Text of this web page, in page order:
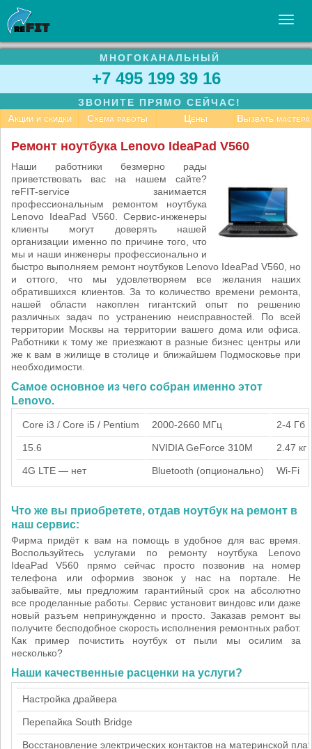
УСЛУГИ
БИЗНЕСУ
СТАТЬИ
МНОГОКАНАЛЬНЫЙ
+7 495 199 39 16
ЗВОНИТЕ ПРЯМО СЕЙЧАС!
Акции и скидки
Схема работы Цены Вызвать мастера
Ремонт ноутбука Lenovo IdeaPad V560
Наши работники безмерно рады
приветствовать вас на нашем сайте?
reFIT-service занимается
профессиональным ремонтом ноутбука
Lenovo IdeaPad V560. Сервис-инженеры
клиенты могут доверять нашей
организации именно по причине того, что
мы и наши инженеры профессионально и
быстро выполняем ремонт ноутбуков Lenovo IdeaPad V560, но
и оттого, что мы удовлетворяем все желания наших
обратившихся клиентов. За то количество времени ремонта,
нашей области накоплен гигантский опыт по решению
различных задач по устранению неисправностей. По всей
территории Москвы на территории вашего дома или офиса.
Работники к тому же приезжают в разные бизнес центры или
же к вам в жилище в столице и ближайшем Подмосковье при
необходимости.
Самое основное из чего собран именно этот
Lenovo.
Core i3 / Core i5 / Pentium 2000-2660 МГц 2-4 Гб
15.6 NVIDIA GeForce 310M 2.47 кг
4G LTE — нет Bluetooth (опционально) Wi-Fi
Что же вы приобретете, отдав ноутбук на ремонт в
наш сервис:
Фирма придёт к вам на помощь в удобное для вас время.
Воспользуйтесь услугами по ремонту ноутбука Lenovo
IdeaPad V560 прямо сейчас просто позвонив на номер
телефона или оформив звонок у нас на портале. Не
забывайте, мы предложим гарантийный срок на абсолютно
все проделанные работы. Сервис установит виндовс или даже
новый разъем непринужденно и просто. Заказав ремонт вы
получите бесподобное скорость исполнения ремонтных работ.
Как пример почистить ноутбук от пыли мы осилим за
несколько?
Наши качественные расценки на услуги?
Настройка драйвера
Перепайка South Bridge
Восстановление электрических контактов на материнской